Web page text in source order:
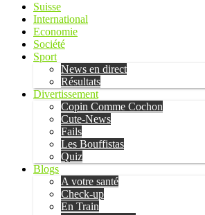
Suisse
International
Economie
Société
Sport
News en direct
Résultats
Divertissement
Copin Comme Cochon
Cute-News
Fails
Les Bouffistas
Quiz
Blogs
A votre santé
Check-up
En Train